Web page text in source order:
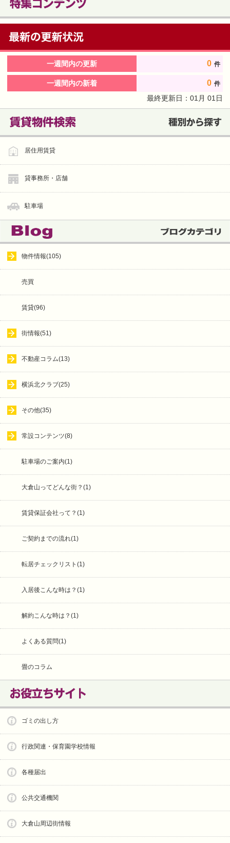
一週間内の更新 0 件
一週間内の新着 0 件
最終更新日： 01月 01日
居住用賃貸
貸事務所・店舗
駐車場
物件情報(105)
売買
賃貸(96)
街情報(51)
不動産コラム(13)
横浜北クラブ(25)
その他(35)
常設コンテンツ(8)
駐車場のご案内(1)
大倉山ってどんな街？(1)
賃貸保証会社って？(1)
ご契約までの流れ(1)
転居チェックリスト(1)
入居後こんな時は？(1)
解約こんな時は？(1)
よくある質問(1)
畳のコラム
ゴミの出し方
行政関連・保育園学校情報
各種届出
公共交通機関
大倉山周辺街情報